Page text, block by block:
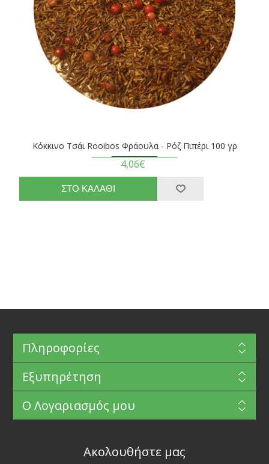
Κόκκινο Τσάι Rooibos Φράουλα - Ρόζ Πιπέρι 100 γρ
4,06€
Πληροφορίες
Εξυπηρέτηση
Ο Λογαριασμός μου
Ακολουθήστε μας